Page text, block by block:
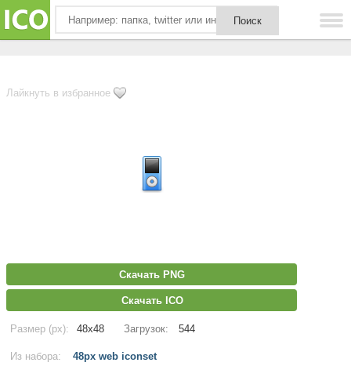
Лайкнуть в избранное
Скачать PNG
Скачать ICO
Размер (px): 48x48 Загрузок: 544
Из набора: 48px web iconset